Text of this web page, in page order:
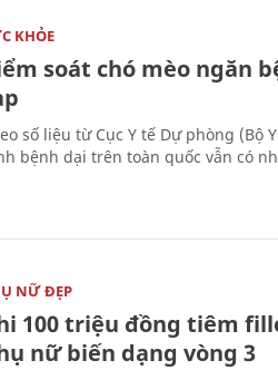
KHỎE
soát chó mèo ngăn
số liệu từ Cục Y tế Dự phòng (Bộ
bệnh dại trên toàn quốc vẫn có
NỮ ĐẸP
100 triệu đồng tiêm
nữ biến dạng vòng 3